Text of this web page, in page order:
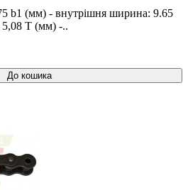
b1 (мм) - внутрішня ширина: 9.65
5,08 T (мм) -..
До кошика